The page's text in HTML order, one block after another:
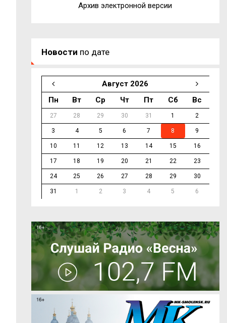
Архив электронной версии
Новости по дате
Август 2026
Пн
Вт Ср Чт Пт Сб Вс
27 28 29 30 31 1 2
3 4 5 6 7 8 9
10 11 12 13 14 15 16
17 18 19 20 21 22 23
24 25 26 27 28 29 30
31 1 2 3 4 5 6